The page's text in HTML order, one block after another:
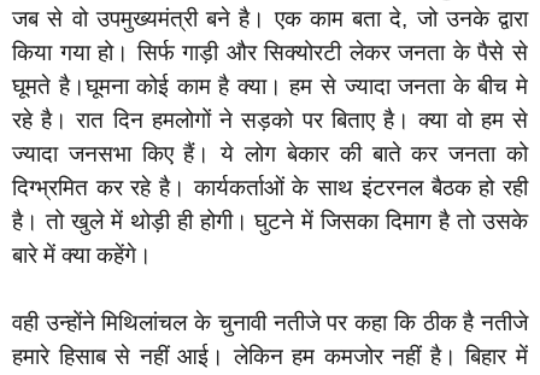
जब से वो उपमुख्यमंत्री बने है। एक काम बता दे, जो उनके द्वारा
किया गया हो। सिर्फ गाड़ी और सिक्योरटी लेकर जनता के पैसे से
घूमते है।घूमना कोई काम है क्या। हम से ज्यादा जनता के बीच मे
रहे है। रात दिन हमलोगों ने सड़को पर बिताए है। क्या वो हम से
ज्यादा जनसभा किए हैं। ये लोग बेकार की बाते कर जनता को
दिग्भ्रमित कर रहे है। कार्यकर्ताओं के साथ इंटरनल बैठक हो रही
है। तो खुले में थोड़ी ही होगी। घुटने में जिसका दिमाग है तो उसके
बारे में क्या कहेंगे।
वही उन्होंने मिथिलांचल के चुनावी नतीजे पर कहा कि ठीक है नतीजे
हमारे हिसाब से नहीं आई। लेकिन हम कमजोर नहीं है। बिहार में